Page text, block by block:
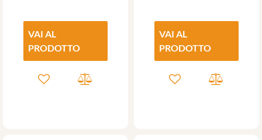
VAI AL
PRODOTTO
VAI AL
PRODOTTO